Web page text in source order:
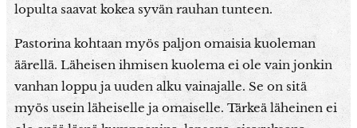
lopulta saavat kokea syvän rauhan tunteen.
Pastorina kohtaan myös paljon omaisia kuoleman
äärellä. Läheisen ihmisen kuolema ei ole vain jonkin
vanhan loppu ja uuden alku vainajalle. Se on sitä
myös usein läheiselle ja omaiselle. Tärkeä läheinen ei